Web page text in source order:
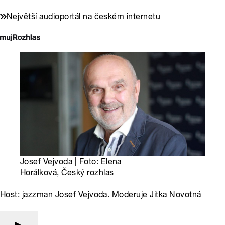
Největší audioportál na českém internetu
Josef Vejvoda | Foto: Elena
Horálková, Český rozhlas
Host: jazzman Josef Vejvoda. Moderuje Jitka Novotná